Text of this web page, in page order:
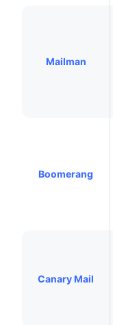
Mailman
Boomerang
Canary Mail